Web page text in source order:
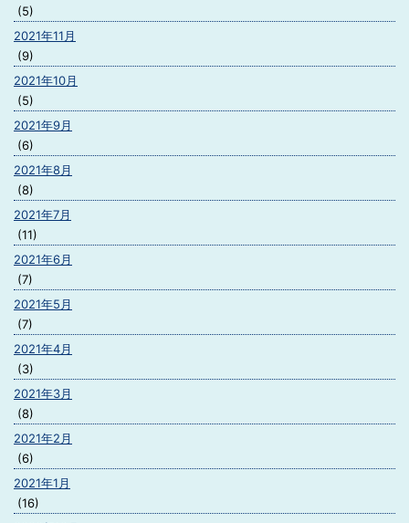
(5)
2021年11月
(9)
2021年10月
(5)
2021年9月
(6)
2021年8月
(8)
2021年7月
(11)
2021年6月
(7)
2021年5月
(7)
2021年4月
(3)
2021年3月
(8)
2021年2月
(6)
2021年1月
(16)